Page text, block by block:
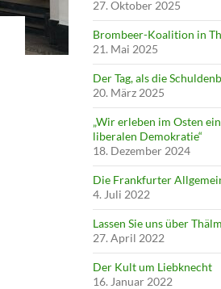
27. Oktober 2025
Brombeer-Koalition in
21. Mai 2025
Der Tag, als die
20. März 2025
„Wir erleben im Osten
liberalen Demokratie“
18. Dezember 2024
Die Frankfurter
4. Juli 2022
Lassen Sie uns über
27. April 2022
Der Kult um Liebknecht
16. Januar 2022